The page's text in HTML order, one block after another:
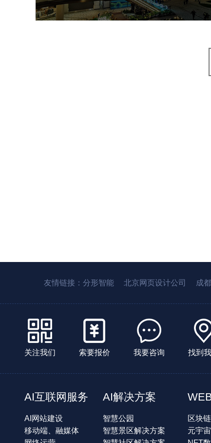
友情链接： 分形智能 北京网页设计公司 成
关注我们 索要报价 我要咨询 找到
AI互联网服务
AI网站建设
移动端、融媒体
AI解决方案
智慧公园
智慧景区解决方案
区块链
元宇宙